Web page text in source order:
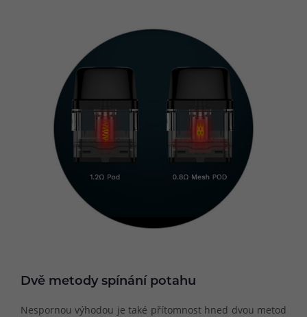
Dvě metody spínání potahu
Nespornou výhodou je také přítomnost hned dvou metod